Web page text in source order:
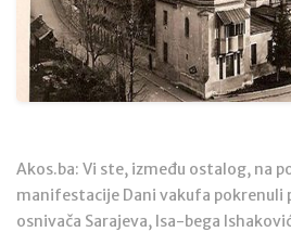
Akos.ba: Vi ste, između ostalog, na
manifestacije Dani vakufa pokrenuli
osnivača Sarajeva, Isa-bega